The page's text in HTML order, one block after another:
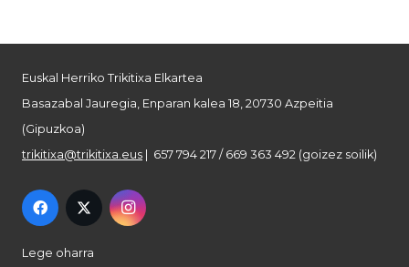
Euskal Herriko Trikitixa Elkartea
Basazabal Jauregia, Enparan kalea 18, 20730 Azpeitia
(Gipuzkoa)
trikitixa@trikitixa.eus | 657 794 217 / 669 363 492 (goizez soilik)
Lege oharra